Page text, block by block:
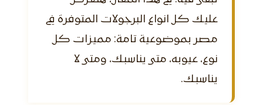
عليك كل انواع البرجولات المتوفرة في
مصر بموضوعية تامة: مميزات كل
نوع، عيوبه، متى يناسبك، ومتى لا
يناسبك.